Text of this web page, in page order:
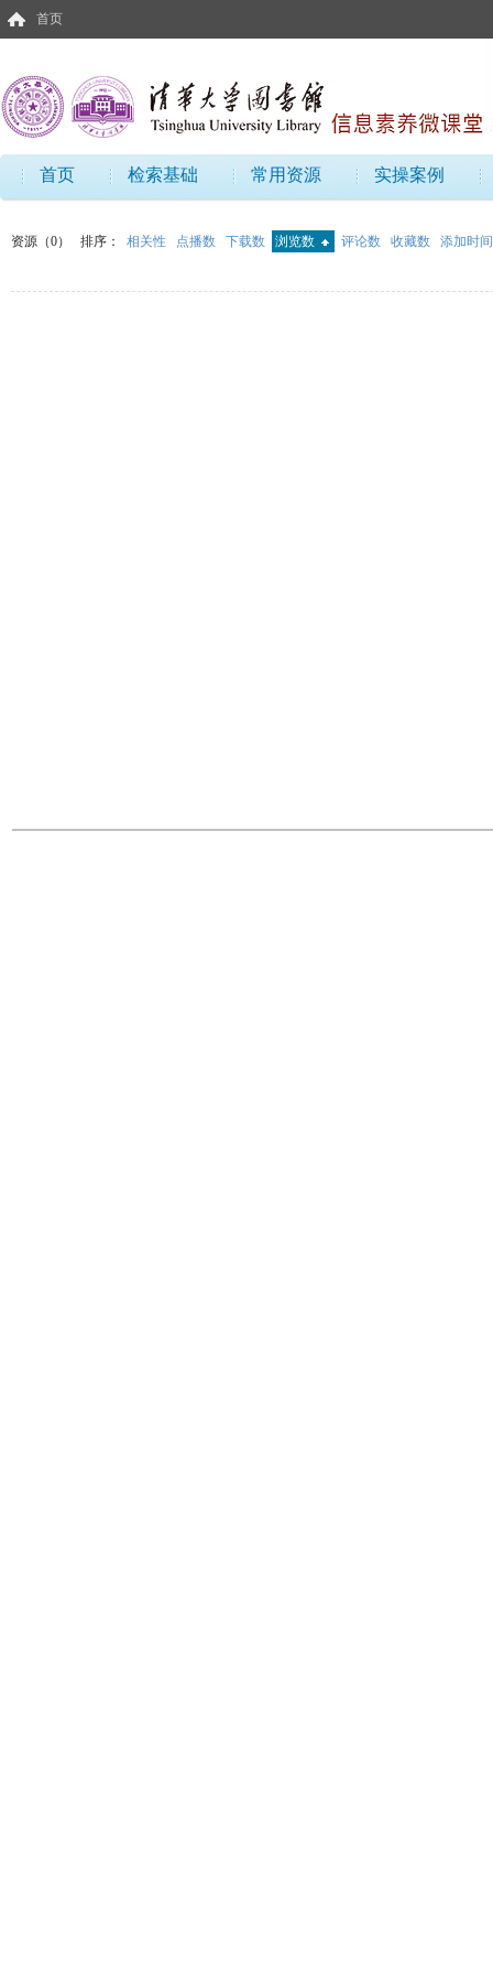
首页
首页 检索基础 常用资源 实操案例
资源（0） 排序： 相关性 点播数 下载数 浏览数 评论数 收藏数 添加时间